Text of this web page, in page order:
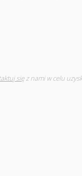
sięz nami w celu